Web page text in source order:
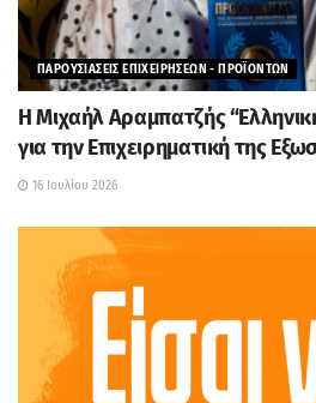
ΠΑΡΟΥΣΙΑΣΕΙΣ ΕΠΙΧΕΙΡΗΣΕΩΝ - ΠΡΟΪΟΝΤΩΝ
H Μιχαήλ Αραμπατζής
για την Επιχειρηματική της
16 Ιουλίου 2026